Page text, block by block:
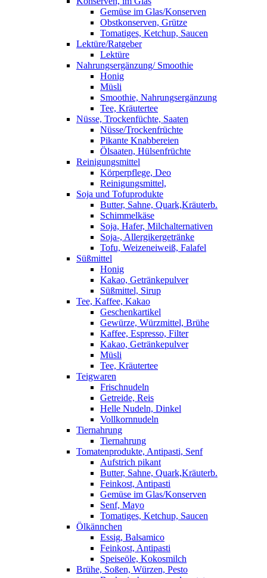
Gemüse im Glas/Konserven
Obstkonserven, Grütze
Tomatiges, Ketchup, Saucen
Lektüre/Ratgeber
Lektüre
Nahrungsergänzung/ Smoothie
Honig
Müsli
Smoothie, Nahrungsergänzung
Tee, Kräutertee
Nüsse, Trockenfüchte, Saaten
Nüsse/Trockenfrüchte
Pikante Knabbereien
Ölsaaten, Hülsenfrüchte
Reinigungsmittel
Körperpflege, Deo
Reinigungsmittel,
Soja und Tofuprodukte
Butter, Sahne, Quark,Kräuterb.
Schimmelkäse
Soja, Hafer, Milchalternativen
Soja-, Allergikergetränke
Tofu, Weizeneiweiß, Falafel
Süßmittel
Honig
Kakao, Getränkepulver
Süßmittel, Sirup
Tee, Kaffee, Kakao
Geschenkartikel
Gewürze, Würzmittel, Brühe
Kaffee, Espresso, Filter
Kakao, Getränkepulver
Müsli
Tee, Kräutertee
Teigwaren
Frischnudeln
Getreide, Reis
Helle Nudeln, Dinkel
Vollkornnudeln
Tiernahrung
Tiernahrung
Tomatenprodukte, Antipasti, Senf
Aufstrich pikant
Butter, Sahne, Quark,Kräuterb.
Feinkost, Antipasti
Gemüse im Glas/Konserven
Senf, Mayo
Tomatiges, Ketchup, Saucen
Ölkännchen
Essig, Balsamico
Feinkost, Antipasti
Speiseöle, Kokosmilch
Brühe, Soßen, Würzen, Pesto